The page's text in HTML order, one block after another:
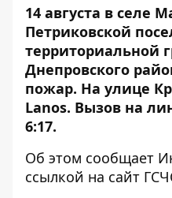
14 августа в селе
Петриковской
территориальной
Днепровского
пожар. На улице
Lanos. Вызов на
6:17.
Об этом сообщает
ссылкой на сайт